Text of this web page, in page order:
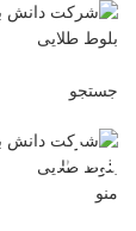
جستجو
منو
Blog